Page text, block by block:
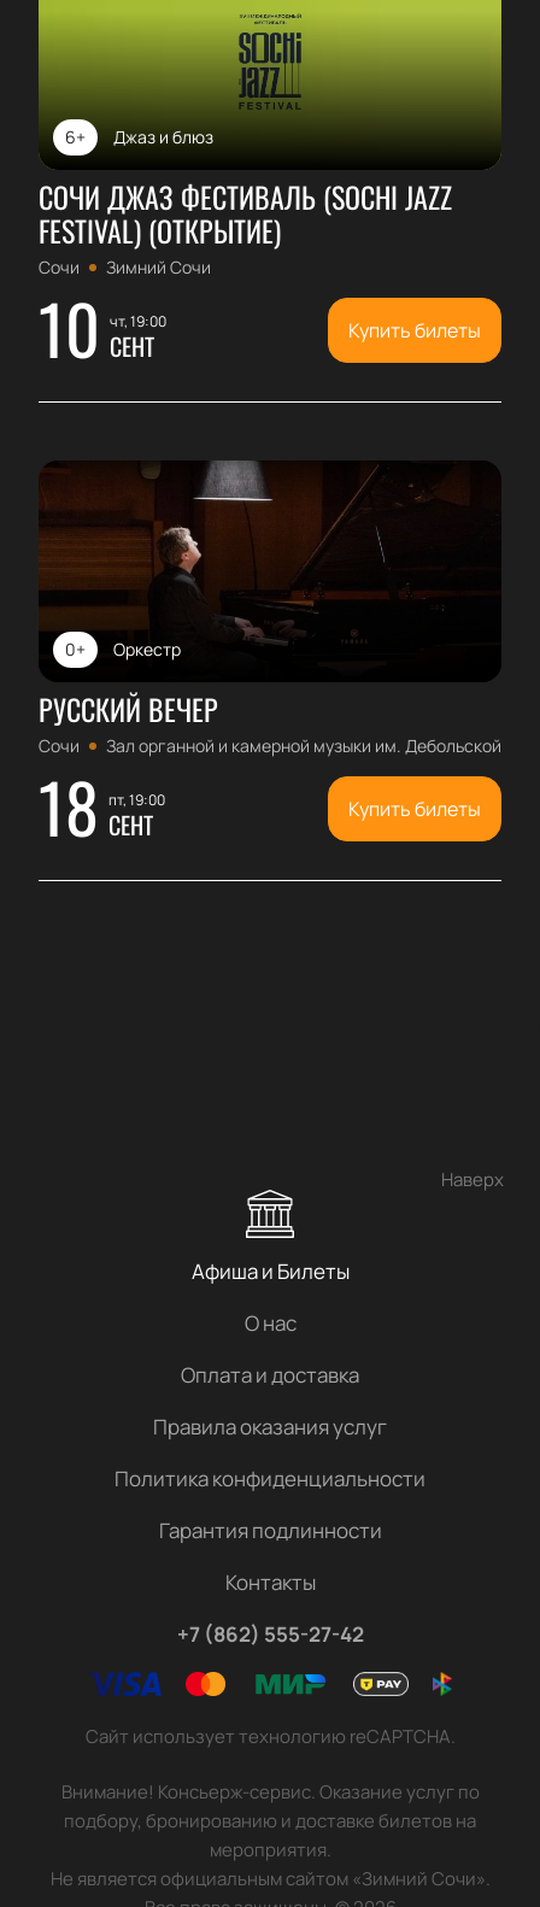
Джаз и блюз
6+
СОЧИ ДЖАЗ ФЕСТИВАЛЬ (SOCHI JAZZ
FESTIVAL) (ОТКРЫТИЕ)
Сочи Зимний Сочи
10 чт, 19:00
СЕНТ Купить билеты
Оркестр
0+
РУССКИЙ ВЕЧЕР
Сочи Зал органной и камерной музыки им. Дебольской
18 пт, 19:00
СЕНТ Купить билеты
Наверх
Афиша и Билеты
О нас
Оплата и доставка
Правила оказания услуг
Политика конфиденциальности
Гарантия подлинности
Контакты
+7 (862) 555-27-42
Сайт использует технологию reCAPTCHA.
Внимание! Консьерж-сервис. Оказание услуг по
подбору, бронированию и доставке билетов на
мероприятия.
Не является официальным сайтом «Зимний Сочи».